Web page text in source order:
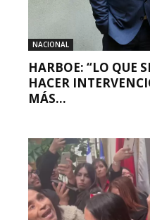
NACIONAL
HARBOE: “LO QUE
HACER
MÁS...